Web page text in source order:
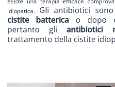
idiopatica. Gli antibiotici
cistite batterica o dopo
pertanto gliantibiotici
trattamento della cistite